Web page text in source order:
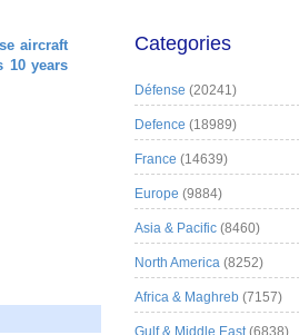
aircraft
10 years
Categories
Défense (20241)
Defence (18989)
France (14639)
Europe (9884)
Asia & Pacific (8460)
North America (8252)
Africa & Maghreb (7157)
Gulf & Middle East(6838)